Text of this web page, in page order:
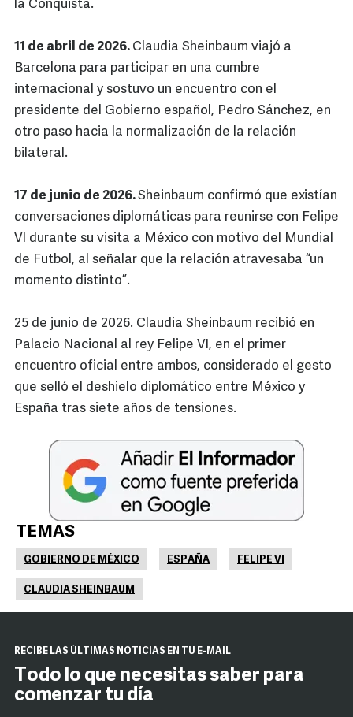
la Conquista.
11 de abril de 2026. Claudia Sheinbaum viajó a
Barcelona para participar en una cumbre
internacional y sostuvo un encuentro con el
presidente del Gobierno español, Pedro Sánchez, en
otro paso hacia la normalización de la relación
bilateral.
17 de junio de 2026.Sheinbaum confirmó que existían
conversaciones diplomáticas para reunirse con Felipe
VI durante su visita a México con motivo del Mundial
de Futbol, al señalar que la relación atravesaba “un
momento distinto”.
25 de junio de 2026. Claudia Sheinbaum recibió en
Palacio Nacional al rey Felipe VI, en el primer
encuentro oficial entre ambos, considerado el gesto
que selló el deshielo diplomático entre México y
España tras siete años de tensiones.
TEMAS
GOBIERNO DE MÉXICO ESPAÑA FELIPE VI
CLAUDIA SHEINBAUM
RECIBE LAS ÚLTIMAS NOTICIAS EN TU E-MAIL
Todo lo que necesitas saber para
comenzar tu día